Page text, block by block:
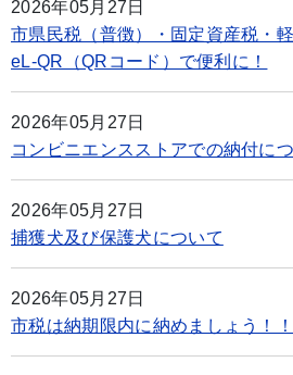
2026年05月27日
市県民税（普徴）・固定資産税・
eL-QR（QRコード）で便利に！
2026年05月27日
コンビニエンスストアでの納付に
2026年05月27日
捕獲犬及び保護犬について
2026年05月27日
市税は納期限内に納めましょう！！